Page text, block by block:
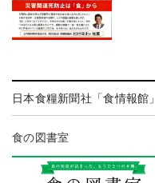
日本食糧新聞社「食情報館」
食の図書室